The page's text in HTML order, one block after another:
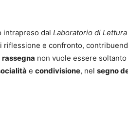
intrapreso dal Laboratorio di Lettura
riflessione e confronto,
rassegna non vuole essere soltanto
e condivisione, nel segno